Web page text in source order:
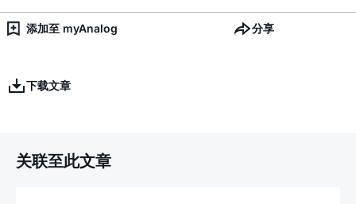
添加至 myAnalog 分享
下载文章
关联至此文章